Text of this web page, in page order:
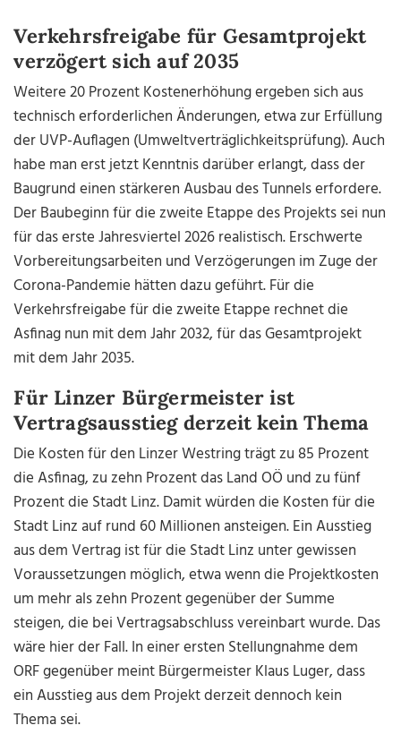
Verkehrsfreigabe für Gesamtprojekt
verzögert sich auf 2035
Weitere 20 Prozent Kostenerhöhung ergeben sich aus
technisch erforderlichen Änderungen, etwa zur Erfüllung
der UVP-Auflagen (Umweltverträglichkeitsprüfung). Auch
habe man erst jetzt Kenntnis darüber erlangt, dass der
Baugrund einen stärkeren Ausbau des Tunnels erfordere.
Der Baubeginn für die zweite Etappe des Projekts sei nun
für das erste Jahresviertel 2026 realistisch. Erschwerte
Vorbereitungsarbeiten und Verzögerungen im Zuge der
Corona-Pandemie hätten dazu geführt. Für die
Verkehrsfreigabe für die zweite Etappe rechnet die
Asfinag nun mit dem Jahr 2032, für das Gesamtprojekt
mit dem Jahr 2035.
Für Linzer Bürgermeister ist
Vertragsausstieg derzeit kein Thema
Die Kosten für den Linzer Westring trägt zu 85 Prozent
die Asfinag, zu zehn Prozent das Land OÖ und zu fünf
Prozent die Stadt Linz. Damit würden die Kosten für die
Stadt Linz auf rund 60 Millionen ansteigen. Ein Ausstieg
aus dem Vertrag ist für die Stadt Linz unter gewissen
Voraussetzungen möglich, etwa wenn die Projektkosten
um mehr als zehn Prozent gegenüber der Summe
steigen, die bei Vertragsabschluss vereinbart wurde. Das
wäre hier der Fall. In einer ersten Stellungnahme dem
ORF gegenüber meint Bürgermeister Klaus Luger, dass
ein Ausstieg aus dem Projekt derzeit dennoch kein
Thema sei.